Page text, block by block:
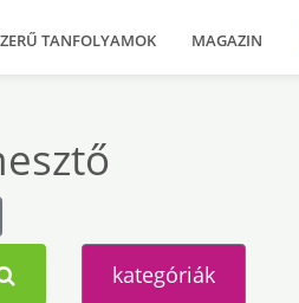
TANFOLYAMOK MAGAZIN
kategóriák